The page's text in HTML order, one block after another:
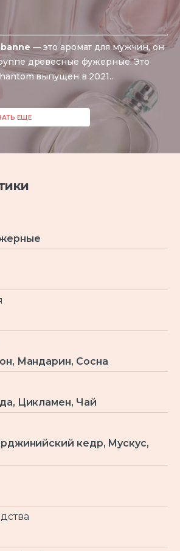
— это аромат для мужчин, он
древесные фужерные. Это
выпущен в 2021...
ЕЩЕ
Мандарин, Сосна
Цикламен, Чай
кедр, Мускус,